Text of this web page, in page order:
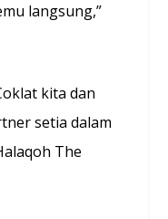
langsung,”
kita dan
setia dalam
The